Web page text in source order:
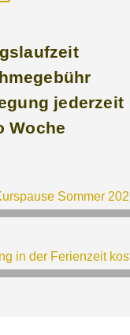
jederzeit
Woche